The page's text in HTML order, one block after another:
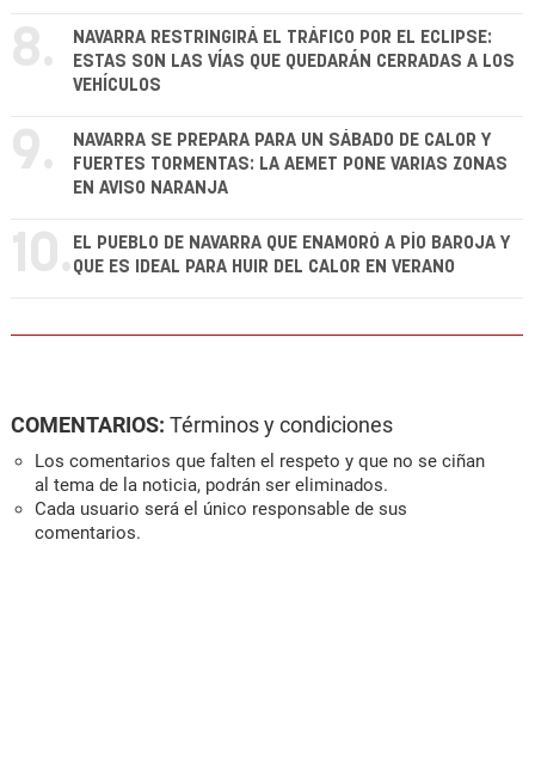
8.
NAVARRA RESTRINGIRÁ EL TRÁFICO POR EL ECLIPSE:
ESTAS SON LAS VÍAS QUE QUEDARÁN CERRADAS A LOS
VEHÍCULOS
9.
NAVARRA SE PREPARA PARA UN SÁBADO DE CALOR Y
FUERTES TORMENTAS: LA AEMET PONE VARIAS ZONAS
EN AVISO NARANJA
10. EL PUEBLO DE NAVARRA QUE ENAMORÓ A PÍO BAROJA Y
QUE ES IDEAL PARA HUIR DEL CALOR EN VERANO
COMENTARIOS: Términos y condiciones
Los comentarios que falten el respeto y que no se ciñan
al tema de la noticia, podrán ser eliminados.
Cada usuario será el único responsable de sus
comentarios.